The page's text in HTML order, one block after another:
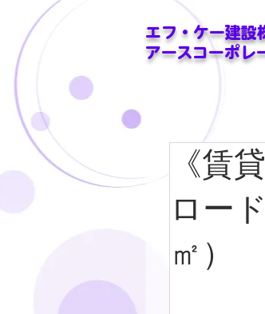
エフ・ケー建設
アースコーポレ
《賃
ロー
㎡）